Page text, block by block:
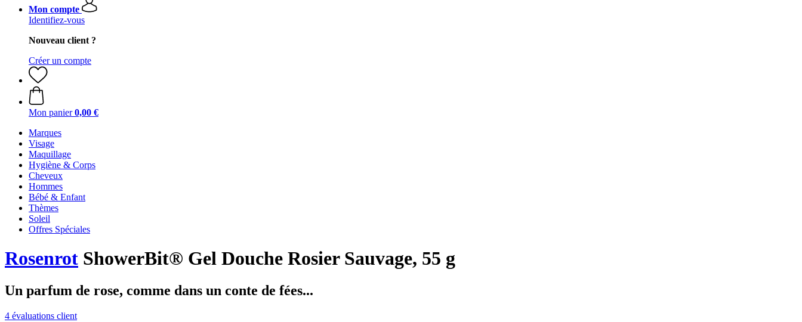
Mon compte
Identifiez-vous
Nouveau client ?
Créer un compte
Mon panier 0,00 €
Marques
Visage
Maquillage
Hygiène & Corps
Cheveux
Hommes
Bébé & Enfant
Thèmes
Soleil
Offres Spéciales
Rosenrot ShowerBit® Gel Douche Rosier Sauvage, 55 g
Un parfum de rose, comme dans un conte de fées...
4 évaluations client